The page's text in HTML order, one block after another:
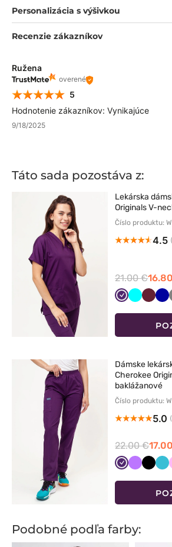
Personalizácia s výšivkou
Recenzie zákazníkov
Ružena
overené
5
Hodnotenie zákazníkov: Vynikajúce
9/18/2025
Táto sada pozostáva z:
Lekárska
Originals V-
Číslo produktu:
4.5
21.00 €
Bakłażanowy
Turkus
Dámske
Cherokee
baklážanové
Číslo produktu:
5.0
22.00 €
Bakłażanowy
Fioletowy
Czarny
Podobné podľa farby: